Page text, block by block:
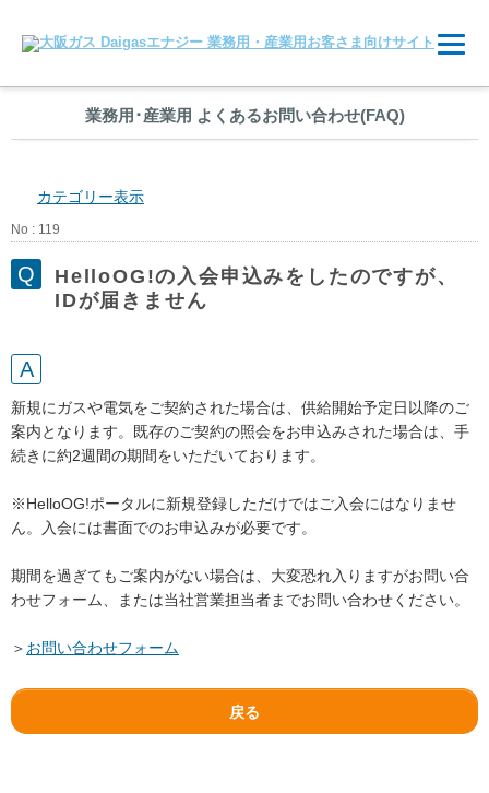
業務用 ･産業用 よくあるお問い合わせ(FAQ)
カテゴリー表示
No : 119
HelloOG!の入会申込みをしたのですが、
IDが届きません
新規にガスや電気をご契約された場合は、供給開始予定日以降のご
案内となります。既存のご契約の照会をお申込みされた場合は、手
続きに約2週間の期間をいただいております。
※HelloOG!ポータルに新規登録しただけではご入会にはなりませ
ん。入会には書面でのお申込みが必要です。
期間を過ぎてもご案内がない場合は、大変恐れ入りますがお問い合
わせフォーム、または当社営業担当者までお問い合わせください。
＞ お問い合わせフォーム
戻る